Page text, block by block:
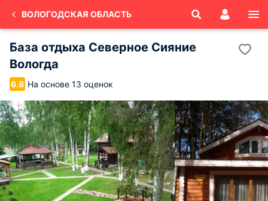
ВОЛОГОДСКАЯ ОБЛАСТЬ
База отдыха Северное Сияние
Вологда
6.8 На основе 13 оценок